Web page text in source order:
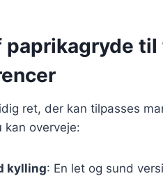
paprikagryde
ret, der kan tilpasses
kan overveje:
kylling: En let og sund